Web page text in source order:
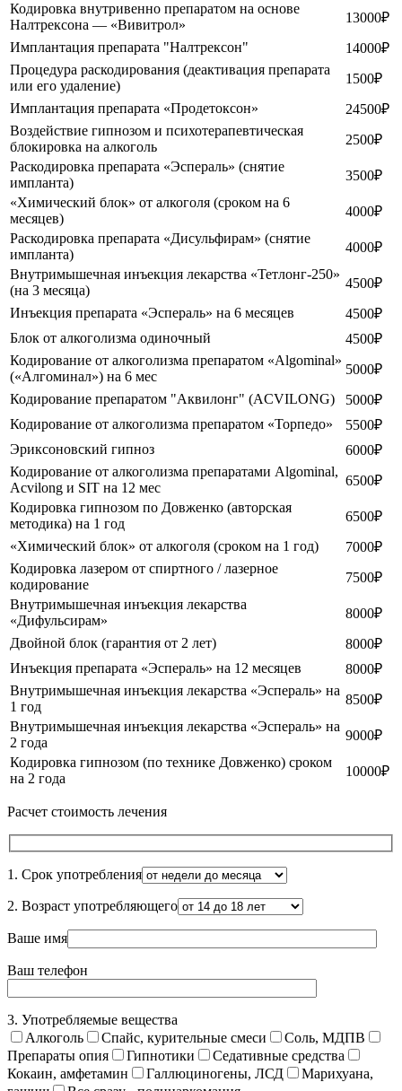
Кодировка внутривенно препаратом на основе
Налтрексона — «Вивитрол»
13000₽
Имплантация препарата "Налтрексон"
14000₽
Процедура раскодирования (деактивация препарата
или его удаление)
1500₽
Имплантация препарата «Продетоксон»
24500₽
Воздействие гипнозом и психотерапевтическая
блокировка на алкоголь
2500₽
Раскодировка препарата «Эспераль» (снятие
импланта)
3500₽
«Химический блок» от алкоголя (сроком на 6
месяцев)
4000₽
Раскодировка препарата «Дисульфирам» (снятие
импланта)
4000₽
Внутримышечная инъекция лекарства «Тетлонг-250»
(на 3 месяца)
4500₽
Инъекция препарата «Эспераль» на 6 месяцев
4500₽
Блок от алкоголизма одиночный
4500₽
Кодирование от алкоголизма препаратом «Algominal»
(«Алгоминал») на 6 мес
5000₽
Кодирование препаратом "Аквилонг" (ACVILONG)
5000₽
Кодирование от алкоголизма препаратом «Торпедо»
5500₽
Эриксоновский гипноз
6000₽
Кодирование от алкоголизма препаратами Algominal,
Acvilong и SIT на 12 мес
6500₽
Кодировка гипнозом по Довженко (авторская
методика) на 1 год
6500₽
«Химический блок» от алкоголя (сроком на 1 год)
7000₽
Кодировка лазером от спиртного / лазерное
кодирование
7500₽
Внутримышечная инъекция лекарства
«Дифульсирам»
8000₽
Двойной блок (гарантия от 2 лет)
8000₽
Инъекция препарата «Эспераль» на 12 месяцев
8000₽
Внутримышечная инъекция лекарства «Эспераль» на
1 год
8500₽
Внутримышечная инъекция лекарства «Эспераль» на
2 года
9000₽
Кодировка гипнозом (по технике Довженко) сроком
на 2 года
10000₽
Расчет стоимость лечения
1. Срок употребления
2. Возраст употребляющего
Ваше имя
Ваш телефон
3. Употребляемые вещества
Алкоголь
Спайс, курительные смеси
Соль, МДПВ
Препараты опия
Гипнотики
Седативные средства
Кокаин, амфетамин
Галлюциногены, ЛСД
Марихуана,